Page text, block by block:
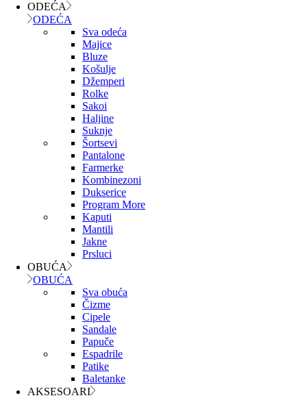
ODEĆA
ODEĆA
Sva odeća
Majice
Bluze
Košulje
Džemperi
Rolke
Sakoi
Haljine
Suknje
Šortsevi
Pantalone
Farmerke
Kombinezoni
Dukserice
Program More
Kaputi
Mantili
Jakne
Prsluci
OBUĆA
OBUĆA
Sva obuća
Čizme
Cipele
Sandale
Papuče
Espadrile
Patike
Baletanke
AKSESOARI